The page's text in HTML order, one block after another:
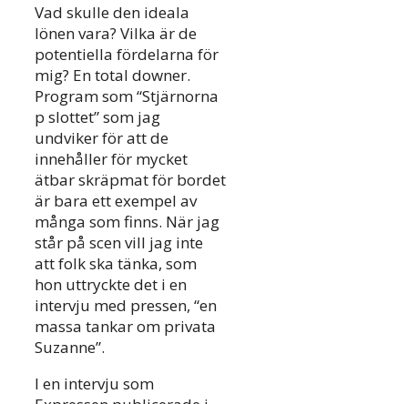
Vad skulle den ideala
lönen vara? Vilka är de
potentiella fördelarna för
mig? En total downer.
Program som “Stjärnorna
p slottet” som jag
undviker för att de
innehåller för mycket
ätbar skräpmat för bordet
är bara ett exempel av
många som finns. När jag
står på scen vill jag inte
att folk ska tänka, som
hon uttryckte det i en
intervju med pressen, “en
massa tankar om privata
Suzanne”.
I en intervju som